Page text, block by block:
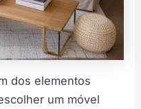
dos elementos
um móvel